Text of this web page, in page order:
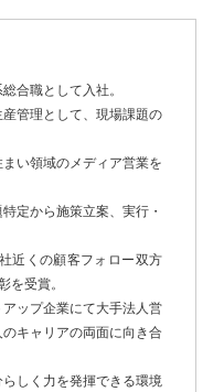
合職として入社。
管理として、現場課題の
い領域のメディア営業を
定から施策立案、実行・
近くの顧客フォロー双方
受賞。
ップ企業にて大手法人営
キャリアの両面に向き合
しく力を発揮できる環境